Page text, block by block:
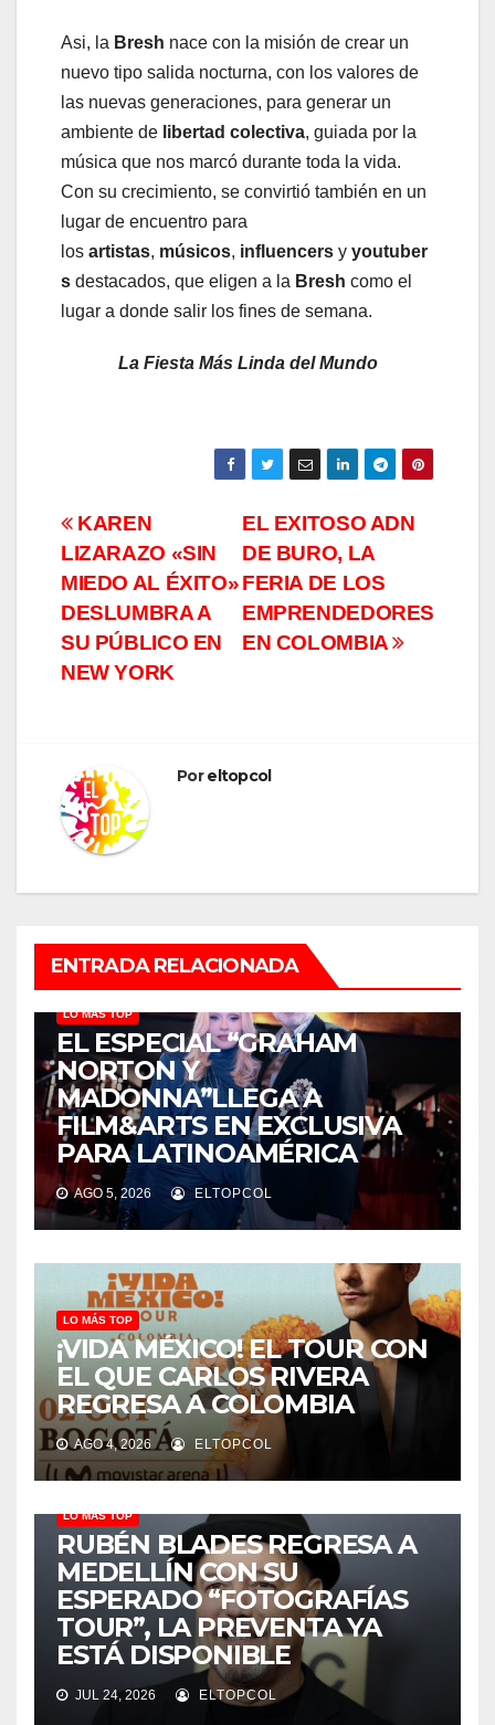
Asi, la Bresh nace con la misión de crear un
nuevo tipo salida nocturna, con los valores de
las nuevas generaciones, para generar un
ambiente de libertad colectiva, guiada por la
música que nos marcó durante toda la vida.
Con su crecimiento, se convirtió también en un
lugar de encuentro para
los artistas, músicos, influencers y youtuber
s destacados, que eligen a la Bresh como el
lugar a donde salir los fines de semana.
La Fiesta Más Linda del Mundo
Navegación
de
entradas
EL EXITOSO ADN
DE BURO, LA
FERIA DE LOS
EMPRENDEDORES
EN COLOMBIA
KAREN
LIZARAZO «SIN
MIEDO AL ÉXITO»
DESLUMBRA A
SU PÚBLICO EN
NEW YORK
Poreltopcol
ENTRADA RELACIONADA
LO MÁS TOP
EL ESPECIAL “GRAHAM
NORTON Y
MADONNA”LLEGA A
FILM&ARTS EN EXCLUSIVA
PARA LATINOAMÉRICA
AGO 5, 2026 ELTOPCOL
LO MÁS TOP
¡VIDA MÉXICO! EL TOUR CON
EL QUE CARLOS RIVERA
REGRESA A COLOMBIA
AGO 4, 2026 ELTOPCOL
LO MÁS TOP
RUBÉN BLADES REGRESA A
MEDELLÍN CON SU
ESPERADO “FOTOGRAFÍAS
TOUR”, LA PREVENTA YA
ESTÁ DISPONIBLE
JUL 24, 2026 ELTOPCOL